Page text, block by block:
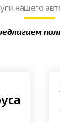
нашего